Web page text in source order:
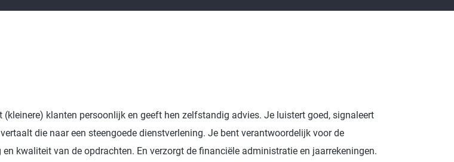
(kleinere) klanten persoonlijk en geeft hen zelfstandig advies. Je luistert goed, signaleert
die naar een steengoede dienstverlening. Je bent verantwoordelijk voor de
en kwaliteit van de opdrachten. En verzorgt de financiële administratie en jaarrekeningen.